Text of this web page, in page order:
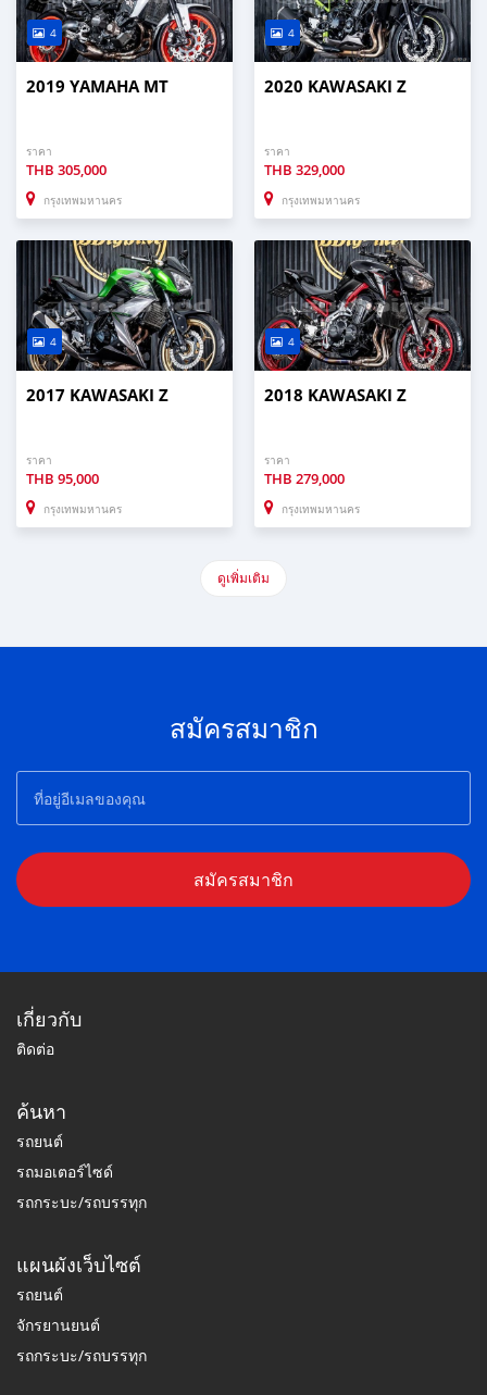
4
2019 YAMAHA MT
ราคา
THB 305,000
กรุงเทพมหานคร
4
2020 KAWASAKI Z
ราคา
THB 329,000
กรุงเทพมหานคร
4
2017 KAWASAKI Z
ราคา
THB 95,000
กรุงเทพมหานคร
4
2018 KAWASAKI Z
ราคา
THB 279,000
กรุงเทพมหานคร
ดูเพิ่มเติม
สมัครสมาชิก
สมัครสมาชิก
เกี่ยวกับ
ติดต่อ
ค้นหา
รถยนต์
รถมอเตอร์ไซด์
รถกระบะ/รถบรรทุก
แผนผังเว็บไซต์
รถยนต์
จักรยานยนต์
รถกระบะ/รถบรรทุก